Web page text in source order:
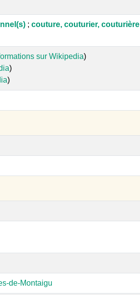
; couture, couturier, couturière
sur Wikipedia)
)
)
de-Montaigu